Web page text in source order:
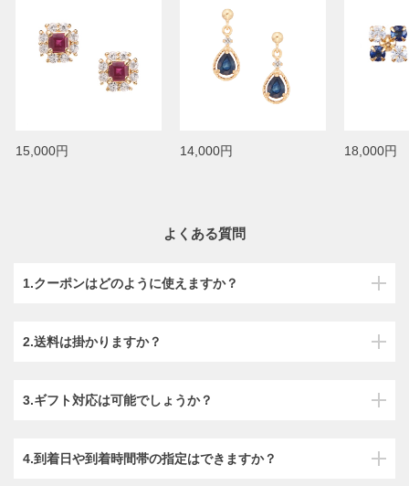
15,000円 14,000円 18,000円
よくある質問
1.クーポンはどのように使えますか？
2.送料は掛かりますか？
3.ギフト対応は可能でしょうか？
4.到着日や到着時間帯の指定はできますか？